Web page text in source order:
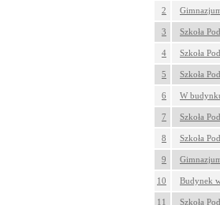
2
3 Szkoła
4 Szkoła
5 Szkoła
6 W
7 Szkoła
8 Szkoła
9
10 Budynek
11 Szkoła